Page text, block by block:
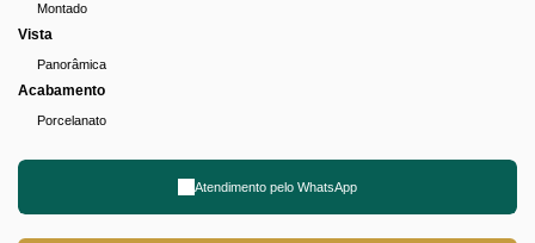
Montado
Vista
Panorâmica
Acabamento
Porcelanato
Atendimento pelo WhatsApp